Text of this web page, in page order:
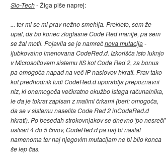
Slo-Tech- Žiga piše naprej:
... ter mi se mi prav nežno smehlja. Prekleto, sem že
upal, da bo konec zloglasne Code Red manije, pa sem
se žal motil. Pojavila se je namrečnova mutacija-
ljubkovalno imenovana CodeRed.d. Izkorišča isto luknjo
v Microsoftovem sistemu IIS kot Code Red 2, za bonus
pa omogoča napad na več IP naslovov hkrati. Prav tako
kot predhodnik tudi CodeRed.d uporablja prepoznavni
niz, ki onemogoča večkratno okužbo istega računalnika,
le da je tokrat zapisan z malimi črkami (beri: omogoča,
da se v sistemu naselita Code Red 2 inCodeRed.d
hkrati). Po besedah strokovnjakov se dnevno 'po nesreči'
ustvari 4 do 5 črvov, CodeRed.d pa naj bi nastal
namenoma ter naj njegovim mutacijam ne bi bilo konca
še lep čas.